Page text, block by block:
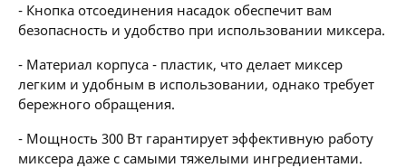
- Кнопка отсоединения насадок обеспечит вам
безопасность и удобство при использовании миксера.
- Материал корпуса - пластик, что делает миксер
легким и удобным в использовании, однако требует
бережного обращения.
- Мощность 300 Вт гарантирует эффективную работу
миксера даже с самыми тяжелыми ингредиентами.